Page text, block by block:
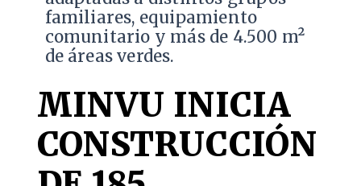
familiares, equipamiento
comunitario y más de 4.500 m²
de áreas verdes.
MINVU INICIA
CONSTRUCCIÓN